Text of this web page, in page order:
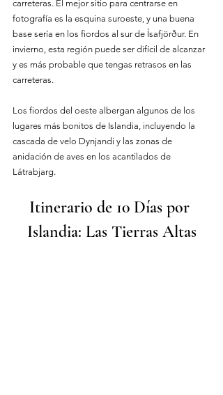
carreteras. El mejor sitio para centrarse en
fotografía es la esquina suroeste, y una buena
base sería en los fiordos al sur de Ísafjörður. En
invierno, esta región puede ser difícil de alcanzar
y es más probable que tengas retrasos en las
carreteras.
Los fiordos del oeste albergan algunos de los
lugares más bonitos de Islandia, incluyendo la
cascada de velo Dynjandi y las zonas de
anidación de aves en los acantilados de
Látrabjarg.
Itinerario de 10 Días por
Islandia: Las Tierras Altas